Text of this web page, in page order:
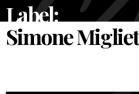
Label:
Simone